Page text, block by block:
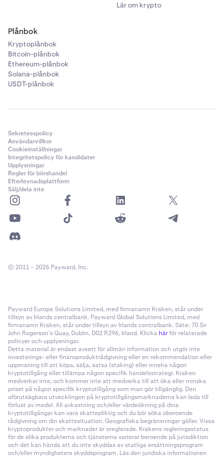
Lär om krypto
Plånbok
Kryptoplånbok
Bitcoin-plånbok
Ethereum-plånbok
Solana-plånbok
USDT-plånbok
Sekretesspolicy
Användarvillkor
Cookieinställningar
Integritetspolicy för kandidater
Upplysningar
Regler för börshandel
Efterlevnadsplattform
Sälj/dela inte
© 2011 – 2026 Payward, Inc.
Payward Europe Solutions Limited, med firmanamn Kraken, står under
tillsyn av Irlands centralbank. Payward Global Solutions Limited, med
firmanamn Kraken, står under tillsyn av Irlands centralbank. Säte: 70 Sir
John Rogerson’s Quay, Dublin, D02 R296, Irland. Klicka härför relaterade
policyer och upplysningar.
Detta material är endast avsett för allmän information och utgör inte
investerings- eller finansproduktrådgivning eller en rekommendation eller
uppmaning till att köpa, sälja, satsa (staking) eller inneha någon
kryptotillgång eller tillämpa någon specifik handelsstrategi. Kraken
medverkar inte, och kommer inte att medverka till att öka eller minska
priset på någon specifik kryptotillgång som man gör tillgänglig. Den
oförutsägbara utvecklingen på kryptotillgångsmarknaderna kan leda till
förlust av medel. All avkastning och/eller värdeökning på dina
kryptotillgångar kan vara skattepliktig och du bör söka oberoende
rådgivning om din skattesituation. Geografiska begränsningar gäller. Vissa
kryptoprodukter och marknader är oreglerade. Krakens regleringsstatus
för de olika produkterna och tjänsterna varierar beroende på jurisdiktion
och det kan hända att du inte skyddas av statliga ersättningsprogram
och/eller myndigheters skyddsprogram. Läs den juridiska informationen